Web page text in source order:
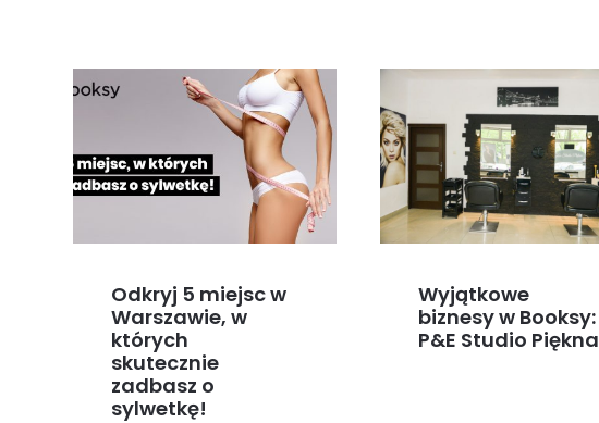
Odkryj 5 miejsc w
Warszawie, w
których
skutecznie
zadbasz o
sylwetkę!
Wyjątkowe
biznesy w Booksy:
P&E Studio Piękna